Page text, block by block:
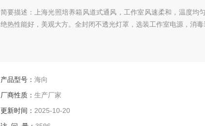
简要描述：
上海光照培养箱风道式通风，工作室风速柔和，温度均
绝热性能好，美观大方。全封闭不透光灯罩，选装工作室电源，消毒
产品型号： 海向
厂商性质： 生产厂家
更新时间： 2025-10-20